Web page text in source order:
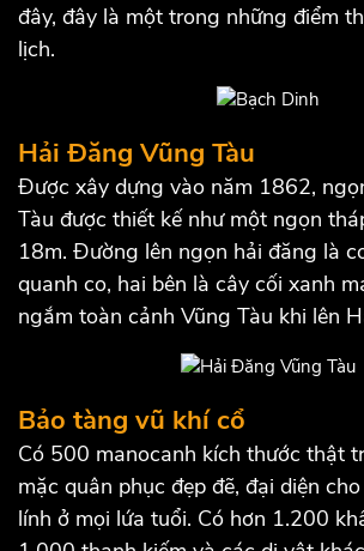
đây, đây là một trong những điểm
lịch.
Hải Đăng Vũng Tàu
Được xây dựng vào năm 1862,
Tàu được thiết kế như một ngọn
18m. Đường lên ngọn hải đăng là
quanh co, hai bên là cây cối xanh
ngắm toàn cảnh Vũng Tàu khi lên
Bảo tàng vũ khí cổ
Có 500 manocanh kích thước thật
mặc quân phục đẹp đẽ, đại diện
lính ở mọi lứa tuổi. Có hơn 1.200